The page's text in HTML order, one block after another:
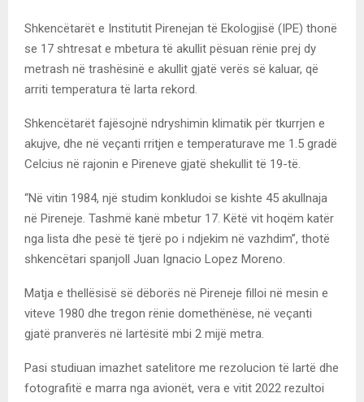
Shkencëtarët e Institutit Pirenejan të Ekologjisë (IPE) thonë
se 17 shtresat e mbetura të akullit pësuan rënie prej dy
metrash në trashësinë e akullit gjatë verës së kaluar, që
arriti temperatura të larta rekord.
Shkencëtarët fajësojnë ndryshimin klimatik për tkurrjen e
akujve, dhe në veçanti rritjen e temperaturave me 1.5 gradë
Celcius në rajonin e Pireneve gjatë shekullit të 19-të.
“Në vitin 1984, një studim konkludoi se kishte 45 akullnaja
në Pireneje. Tashmë kanë mbetur 17. Këtë vit hoqëm katër
nga lista dhe pesë të tjerë po i ndjekim në vazhdim”, thotë
shkencëtari spanjoll Juan Ignacio Lopez Moreno.
Matja e thellësisë së dëborës në Pireneje filloi në mesin e
viteve 1980 dhe tregon rënie domethënëse, në veçanti
gjatë pranverës në lartësitë mbi 2 mijë metra.
Pasi studiuan imazhet satelitore me rezolucion të lartë dhe
fotografitë e marra nga avionët, vera e vitit 2022 rezultoi